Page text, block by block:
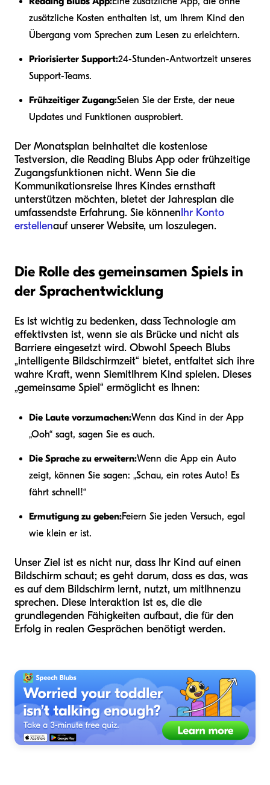
zusätzliche Kosten enthalten ist, um Ihrem Kind den
Übergang vom Sprechen zum Lesen zu erleichtern.
Priorisierter Support:24-Stunden-Antwortzeit unseres
Support-Teams.
Frühzeitiger Zugang:Seien Sie der Erste, der neue
Updates und Funktionen ausprobiert.
Der Monatsplan beinhaltet die kostenlose
Testversion, die Reading Blubs App oder frühzeitige
Zugangsfunktionen nicht. Wenn Sie die
Kommunikationsreise Ihres Kindes ernsthaft
unterstützen möchten, bietet der Jahresplan die
umfassendste Erfahrung. Sie könnenIhr Konto
erstellenauf unserer Website, um loszulegen.
Die Rolle des gemeinsamen Spiels in
der Sprachentwicklung
Es ist wichtig zu bedenken, dass Technologie am
effektivsten ist, wenn sie als Brücke und nicht als
Barriere eingesetzt wird. Obwohl Speech Blubs
„intelligente Bildschirmzeit“ bietet, entfaltet sich ihre
wahre Kraft, wenn SiemitIhrem Kind spielen. Dieses
„gemeinsame Spiel“ ermöglicht es Ihnen:
Die Laute vorzumachen:Wenn das Kind in der App
„Ooh“ sagt, sagen Sie es auch.
Die Sprache zu erweitern:Wenn die App ein Auto
zeigt, können Sie sagen: „Schau, ein rotes Auto! Es
fährt schnell!“
Ermutigung zu geben:Feiern Sie jeden Versuch, egal
wie klein er ist.
Unser Ziel ist es nicht nur, dass Ihr Kind auf einen
Bildschirm schaut; es geht darum, dass es das, was
es auf dem Bildschirm lernt, nutzt, um mitIhnenzu
sprechen. Diese Interaktion ist es, die die
grundlegenden Fähigkeiten aufbaut, die für den
Erfolg in realen Gesprächen benötigt werden.